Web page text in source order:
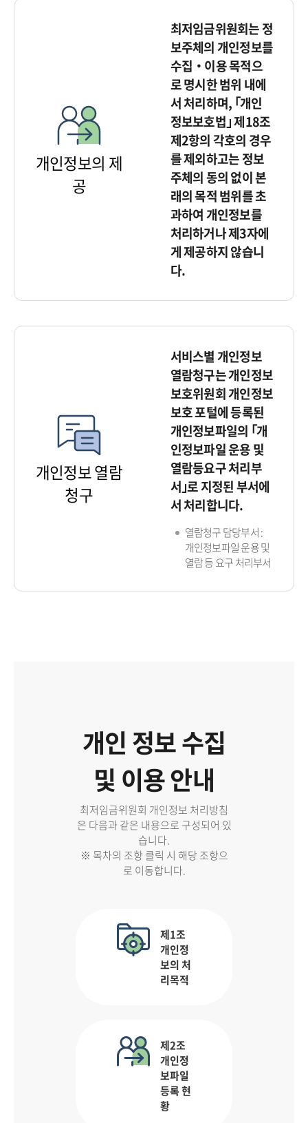
개인정보의 제
공
최저임금위원회는 정
보주체의 개인정보를
수집‧이용 목적으
로 명시한 범위 내에
서 처리하며, ｢개인
정보보호법｣ 제18조
제2항의 각호의 경우
를 제외하고는 정보
주체의 동의 없이 본
래의 목적 범위를 초
과하여 개인정보를
처리하거나 제3자에
게 제공하지 않습니
다.
개인정보 열람
청구
서비스별 개인정보
열람청구는 개인정보
보호위원회 개인정보
보호 포털에 등록된
개인정보파일의 ｢개
인정보파일 운용 및
열람등요구 처리부
서｣로 지정된 부서에
서 처리합니다.
열람청구 담당부서 :
개인정보파일 운용 및
열람 등 요구 처리부서
개인 정보 수집
및 이용 안내
최저임금위원회 개인정보 처리방침
은 다음과 같은 내용으로 구성되어 있
습니다.
※ 목차의 조항 클릭 시 해당 조항으
로 이동합니다.
제1조
개인정
보의 처
리목적
제2조
개인정
보파일
등록 현
황